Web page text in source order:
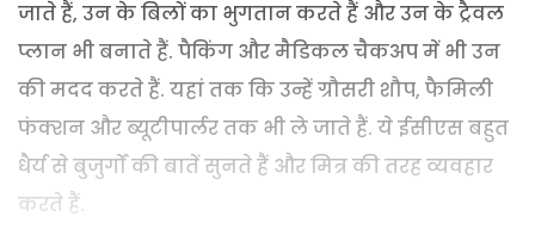
जाते हैं, उन के बिलों का भुगतान करते हैं और उन के ट्रैवल
प्लान भी बनाते हैं. पैकिंग और मैडिकल चैकअप में भी उन
की मदद करते हैं. यहां तक कि उन्हें ग्रौसरी शौप, फैमिली
फंक्शन और ब्यूटीपार्लर तक भी ले जाते हैं. ये ईसीएस बहुत
धैर्य से बुजुर्गों की बातें सुनते हैं और मित्र की तरह व्यवहार
करते हैं.